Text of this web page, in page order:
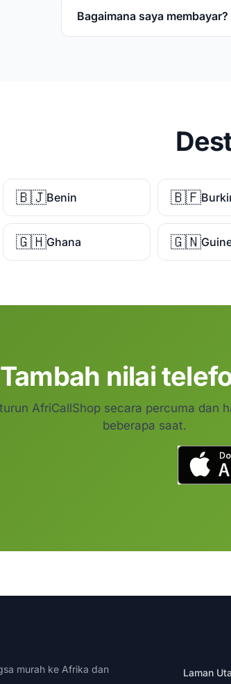
Bagaimana saya membayar?
🇧🇯Benin 🇧🇫
🇬🇭Ghana 🇬🇳
Tambah nilai
AfriCallShop secara percuma dan
beberapa saat.
murah ke Afrika dan
Laman